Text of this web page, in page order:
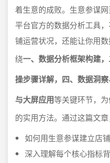
着生意的成败。生意参谋
平台官方的数据分析工具
铺运营状况，还能让你用
绕一、数据分析框架构建
操步骤详解，四、数据洞
与大屏应用等关键环节，
的实用方法。通过这篇文章
如何用生意参谋建立店
深入理解每个核心指标